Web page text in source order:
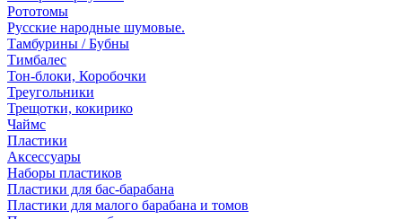
Рототомы
Русские народные шумовые.
Тамбурины / Бубны
Тимбалес
Тон-блоки, Коробочки
Треугольники
Трещотки, кокирико
Чаймс
Пластики
Аксессуары
Наборы пластиков
Пластики для бас-барабана
Пластики для малого барабана и томов